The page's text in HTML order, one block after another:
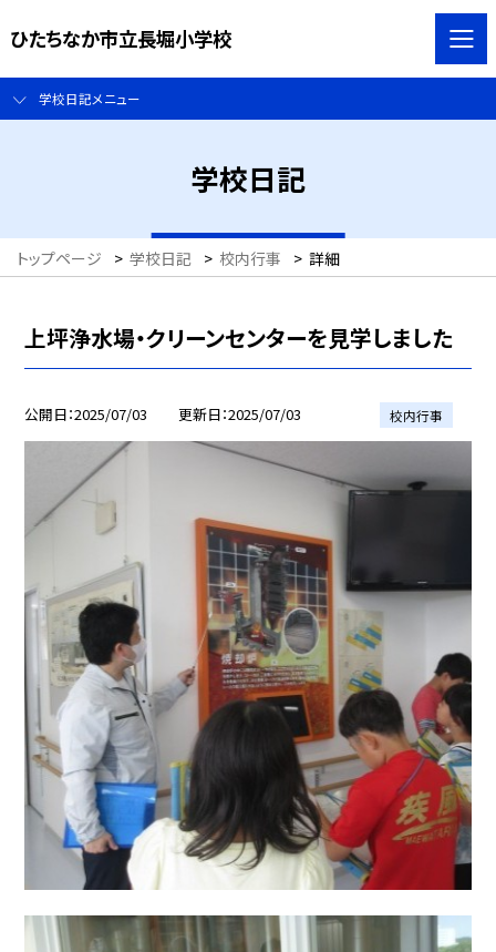
ひたちなか市立長堀小学校
学校日記メニュー
学校日記
トップページ > 学校日記 > 校内行事 > 詳細
上坪浄水場・クリーンセンターを見学しました
公開日 2025/07/03 更新日 2025/07/03 校内行事